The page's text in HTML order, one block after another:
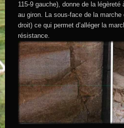
115-9 gauche), donne de la légèreté
au giron. La sous-face de la marche
droit) ce qui permet d’alléger la
résistance.